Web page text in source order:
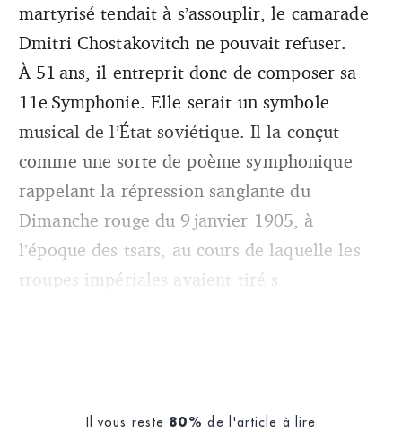
martyrisé tendait à s’assouplir, le camarade
Dmitri Chostakovitch ne pouvait refuser.
À 51 ans, il entreprit donc de composer sa
11e Symphonie. Elle serait un symbole
musical de l’État soviétique. Il la conçut
comme une sorte de poème symphonique
rappelant la répression sanglante du
Dimanche rouge du 9 janvier 1905, à
l’époque des tsars, au cours de laquelle les
troupes impériales avaient tiré s
Il vous reste 80% de l'article à lire